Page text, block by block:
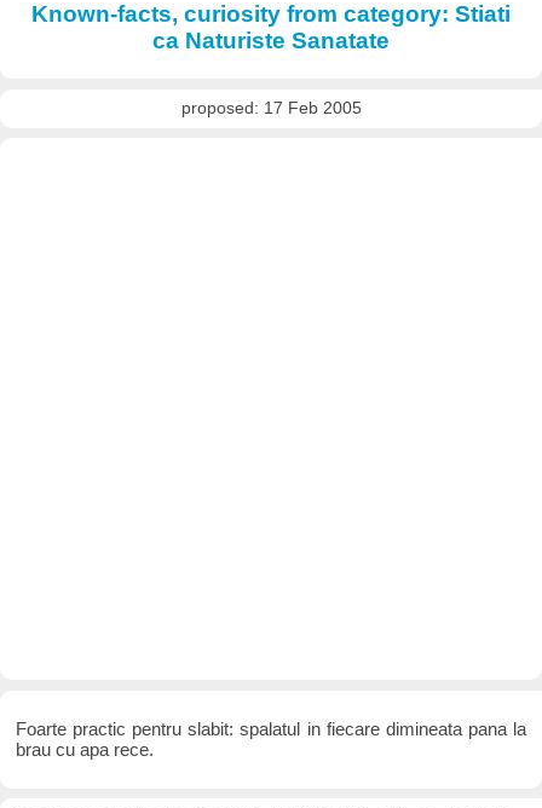
Known-facts, curiosity from category: Stiati
ca Naturiste Sanatate
proposed: 17 Feb 2005
Foarte practic pentru slabit: spalatul in fiecare dimineata pana la
brau cu apa rece.